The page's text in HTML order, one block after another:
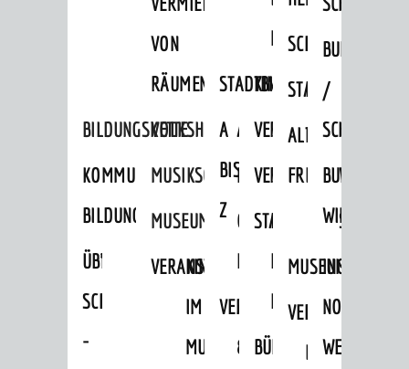
VON
RÄUMEN
BILDUNGSKETTE
KOMMUNALES
BILDUNGSMANAGEMENT
ÜBERGANG
SCHULE
-
"FRÜHE
BILDUNG"
VOLKSHOCHSCHULE
MUSIKSCHULE
MUSEUM
VERANSTALTUNGEN
KINDER
IM
MUSEUM
MUSEUM
STADTBIBLIOTHEK
A
BIS
Z
AUSLEIHE
MEDIENANGEBOTE
ONLINE-
KATALOG
VERANSTALTUNGEN
AUSBILDUNG
&
KINO
VERANSTALTER
STADTHALLE
ROLF-
ENGELBRECHT-
HAUS
BÜRGERSAAL
SCHLOSSPARK
STADTGARTEN
ALTER
FRIEDHOF
ROSENANLAGE
BURGEN
/
SCHLOSS
BURGRUINE
WINDECK
SCHLOSS
MUSEUM
KINDER
IM
INGRID-
NOLL-
WEG